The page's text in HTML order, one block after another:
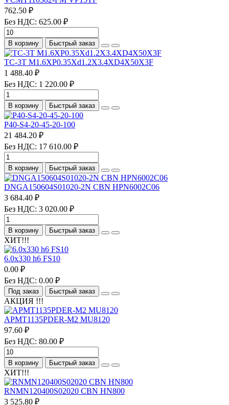
762.50 ₽
Без НДС: 625.00 ₽
В корзину Быстрый заказ
TC-3T M1.6XP0.35Xd1.2X3.4XD4X50X3F
1 488.40 ₽
Без НДС: 1 220.00 ₽
В корзину Быстрый заказ
P40-S4-20-45-20-100
21 484.20 ₽
Без НДС: 17 610.00 ₽
В корзину Быстрый заказ
DNGA150604S01020-2N CBN HPN6002C06
3 684.40 ₽
Без НДС: 3 020.00 ₽
В корзину Быстрый заказ
ХИТ!!!
6.0х330 h6 FS10
0.00 ₽
Без НДС: 0.00 ₽
Под заказ Быстрый заказ
АКЦИЯ !!!
APMT1135PDER-M2 MU8120
97.60 ₽
Без НДС: 80.00 ₽
В корзину Быстрый заказ
ХИТ!!!
RNMN120400S02020 CBN HN800
3 525.80 ₽